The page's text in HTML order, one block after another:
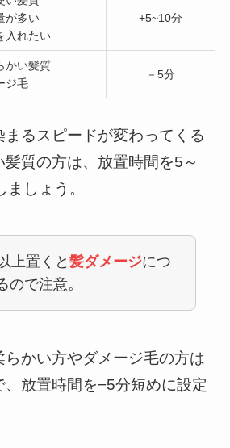
が多い
入れたい
+5~10分
かい髪質
ジ毛
－5分
るスピードが変わってくる
質の方は、放置時間を5～
しょう。
上置くと 髪ダメージにつ
ので注意。
らかい方やダメージ毛の方は
放置時間を−5分短めに設定